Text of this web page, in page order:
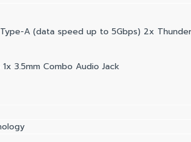
Type-A (data speed up to 5Gbps) 2x
1x 3.5mm Combo Audio Jack